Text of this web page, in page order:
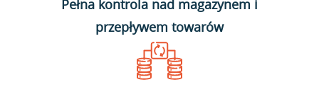
Pełna kontrola nad magazynem i
przepływem towarów